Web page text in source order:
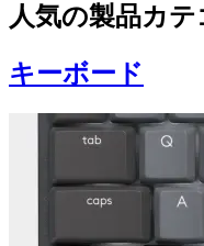
人気の製品カテ
キーボード